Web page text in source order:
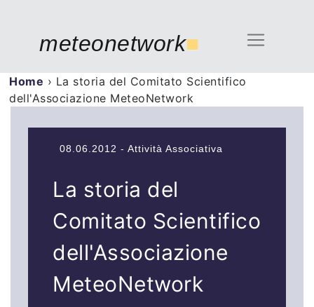
meteonetwork■
Home › La storia del Comitato Scientifico
dell'Associazione MeteoNetwork
08.06.2012 - Attività Associativa
La storia del
Comitato Scientifico
dell'Associazione
MeteoNetwork